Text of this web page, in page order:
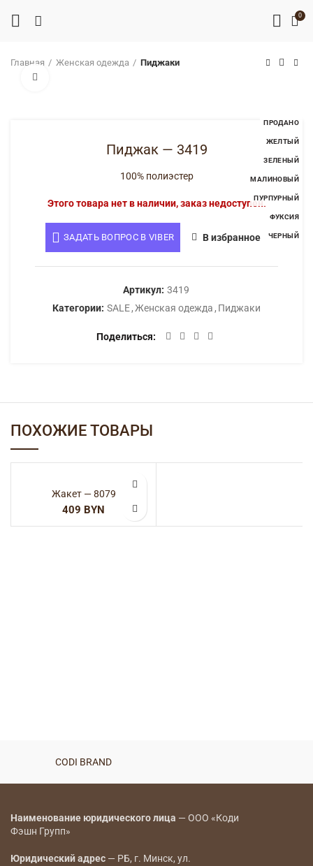
0
Главная Женская одежда Пиджаки
ПРОДАНО
ЖЕЛТЫЙ
ЗЕЛЕНЫЙ
МАЛИНОВЫЙ
ПУРПУРНЫЙ
ФУКСИЯ
ЧЕРНЫЙ
Пиджак — 3419
100% полиэстер
Этого товара нет в наличии, заказ недоступен.
ЗАДАТЬ ВОПРОС В VIBER В избранное
Артикул: 3419
Категории: SALE ,Женская одежда , Пиджаки
Поделиться
ПОХОЖИЕ ТОВАРЫ
Жакет — 8079
BYN
CODI BRAND
Наименование юридического лица — ООО «Коди
Фэшн Групп»
Юридический адрес — РБ, г. Минск, ул.